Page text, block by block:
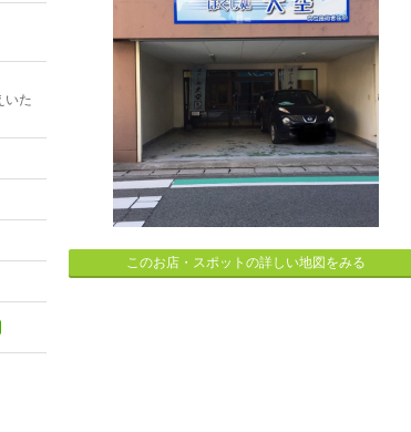
いた
このお店・スポットの詳しい地図をみる